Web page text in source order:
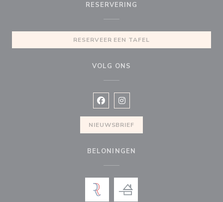
RESERVERING
RESERVEER EEN TAFEL
VOLG ONS
Facebook ((opent in een nieuw
Instagram ((opent in een
NIEUWSBRIEF
BELONINGEN